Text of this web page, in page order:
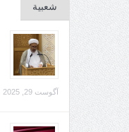
شعبية
آگوست 29, 2025